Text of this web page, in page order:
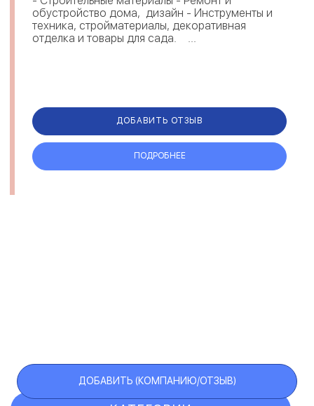
обустройство дома, дизайн - Инструменты и
техника, стройматериалы, декоративная
отделка и товары для сада. ...
ДОБАВИТЬ ОТЗЫВ
ПОДРОБНЕЕ
ДОБАВИТЬ (КОМПАНИЮ/ОТЗЫВ)